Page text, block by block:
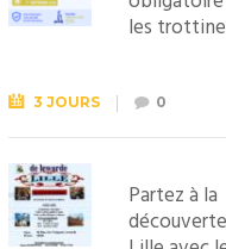
les
septembre
2026
3 JOURS 0
Partez à la